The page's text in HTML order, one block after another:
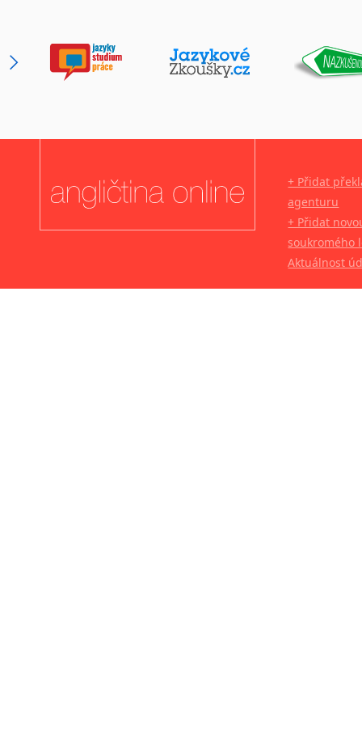
+ Přidat
agenturu
+ Přidat
soukromého
Aktuálnost